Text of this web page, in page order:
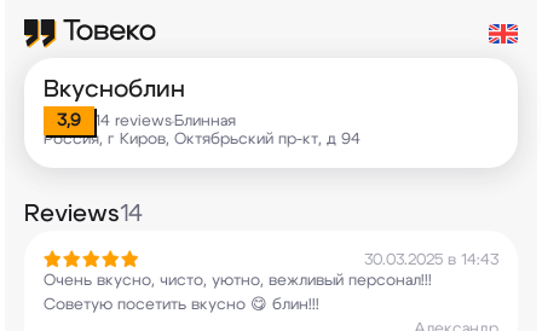
Вкусноблин
3,9 14 reviews•Блинная
Россия, г Киров, Октябрьский пр-кт, д 94
Reviews14
30.03.2025 в 14:43
Очень вкусно, чисто, уютно, вежливый персонал!!!
Советую посетить вкусно 😋 блин!!!